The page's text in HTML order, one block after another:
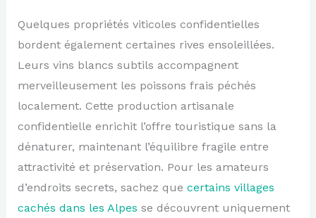
Quelques propriétés viticoles confidentielles
bordent également certaines rives ensoleillées.
Leurs vins blancs subtils accompagnent
merveilleusement les poissons frais péchés
localement. Cette production artisanale
confidentielle enrichit l’offre touristique sans la
dénaturer, maintenant l’équilibre fragile entre
attractivité et préservation. Pour les amateurs
d’endroits secrets, sachez que certains villages
cachés dans les Alpes se découvrent uniquement